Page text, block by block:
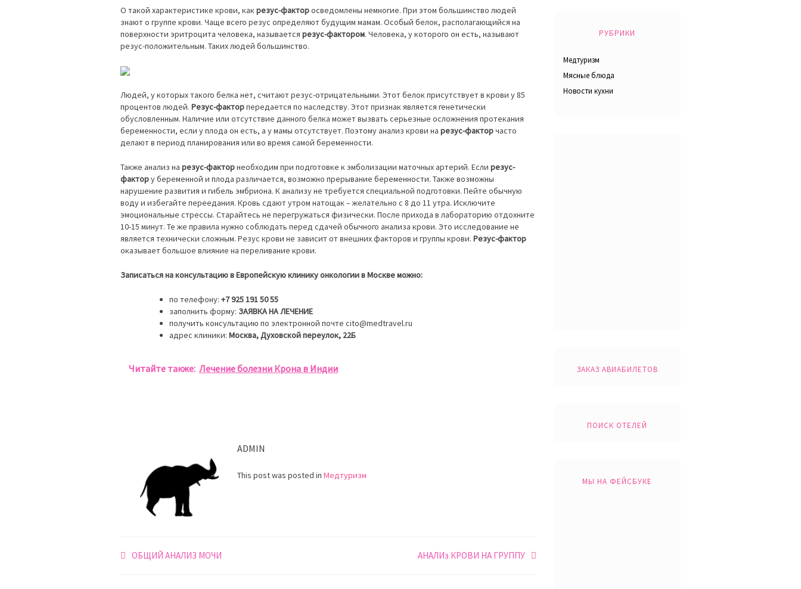
О такой характеристике крови, как резус-факторосведомлены немногие. При этом большинство людей
знают о группе крови. Чаще всего резус определяют будущим мамам. Особый белок, располагающийся на
поверхности эритроцита человека, называется резус-фактором. Человека, у которого он есть, называют
резус-положительным. Таких людей большинство.
Людей, у которых такого белка нет, считают резус-отрицательными. Этот белок присутствует в крови у 85
процентов людей. Резус-факторпередается по наследству. Этот признак является генетически
обусловленным. Наличие или отсутствие данного белка может вызвать серьезные осложнения протекания
беременности, если у плода он есть, а у мамы отсутствует. Поэтому анализ крови на резус-факторчасто
делают в период планирования или во время самой беременности.
Также анализ на резус-факторнеобходим при подготовке к эмболизации маточных артерий. Если резус-
фактору беременной и плода различается, возможно прерывание беременности. Также возможны
нарушение развития и гибель эмбриона. К анализу не требуется специальной подготовки. Пейте обычную
воду и избегайте переедания. Кровь сдают утром натощак – желательно с 8 до 11 утра. Исключите
эмоциональные стрессы. Старайтесь не перегружаться физически. После прихода в лабораторию отдохните
10-15 минут. Те же правила нужно соблюдать перед сдачей обычного анализа крови. Это исследование не
является технически сложным. Резус крови не зависит от внешних факторов и группы крови. Резус-фактор
оказывает большое влияние на переливание крови.
Записаться на консультацию в Европейскую клинику онкологии в Москве можно:
по телефону: +7 925 191 50 55
заполнить форму: ЗАЯВКА НА ЛЕЧЕНИЕ
получить консультацию по электронной почте cito@medtravel.ru
адрес клиники: Москва, Духовской переулок, 22Б
Читайте также: Лечение болезни Крона в Индии
ADMIN
This post was posted inМедтуризм
Навигация
ОБЩИЙ АНАЛИЗ МОЧИ АНАЛИз КРОВИ НА ГРУППУ
РУБРИКИ
Медтуризм
Мясные блюда
Новости кухни
ЗАКАЗ АВИАБИЛЕТОВ
ПОИСК ОТЕЛЕЙ
МЫ НА ФЕЙСБУКЕ